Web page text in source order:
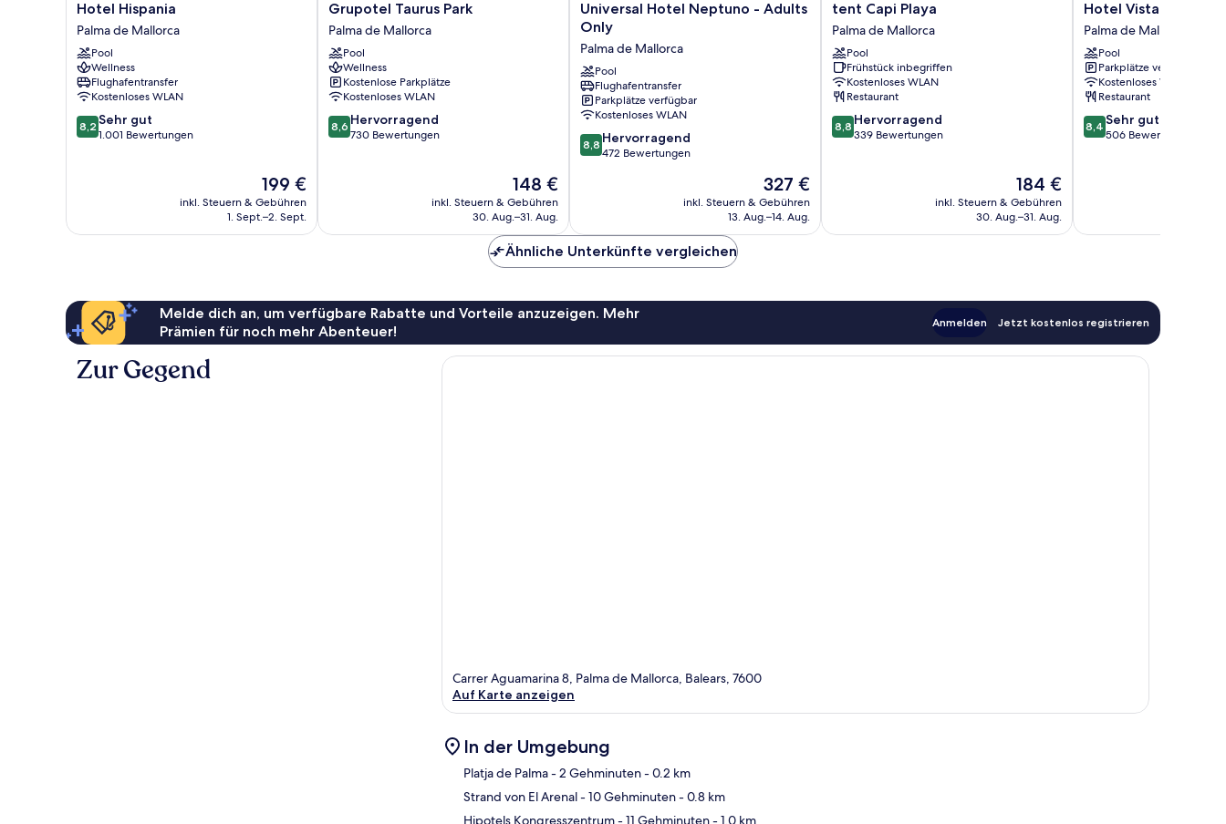
Hotel
Hispania
Palma
de
Mallorca
Hotel Hispania
Palma de Mallorca
Pool
Wellness
Flughafentransfer
Kostenloses WLAN
8.2
von
8,2 Sehr gut
1.001 Bewertungen
Der
Preis
beträgt
199 €
inkl. Steuern & Gebühren
1. Sept.–2. Sept.
Grupotel
Taurus
Park
Palma
de
Mallorca
Grupotel Taurus Park
Palma de Mallorca
Pool
Wellness
Kostenlose Parkplätze
Kostenloses WLAN
8.6
von
8,6 Hervorragend
730 Bewertungen
Der
Preis
beträgt
148 €
inkl. Steuern & Gebühren
30. Aug.–31. Aug.
Universal
Hotel
Neptuno
-
Adults
Only
Palma
de
Mallorca
Universal Hotel Neptuno - Adults
Only
Palma de Mallorca
Pool
Flughafentransfer
Parkplätze verfügbar
Kostenloses WLAN
8.8
von
8,8 Hervorragend
472 Bewertungen
Der
Preis
beträgt
327 €
inkl. Steuern & Gebühren
13. Aug.–14. Aug.
tent
Capi
Playa
Palma
de
Mallorca
tent Capi Playa
Palma de Mallorca
Pool
Frühstück inbegriffen
Kostenloses WLAN
Restaurant
8.8
von
8,8 Hervorragend
339 Bewertungen
Der
Preis
beträgt
184 €
inkl. Steuern & Gebühren
30. Aug.–31. Aug.
Hotel
Vista
Odín
Palma
de
Mallorca
Hotel Vista Odín
Palma de Mallorca
Pool
Parkplätze verfügbar
Kostenloses WLAN
Restaurant
8.4
von
8,4 Sehr gut
506 Bewertungen
Ähnliche Unterkünfte vergleichen
Melde dich an, um verfügbare Rabatte und Vorteile anzuzeigen. Mehr
Prämien für noch mehr Abenteuer!
Anmelden Jetzt kostenlos registrieren
Zur Gegend
Carrer Aguamarina 8, Palma de Mallorca, Balears, 7600
Auf Karte anzeigen
In der Umgebung
Platja de Palma- 2 Gehminuten- 0.2 km
Strand von El Arenal- 10 Gehminuten- 0.8 km
Hipotels Kongresszentrum- 11 Gehminuten- 1.0 km